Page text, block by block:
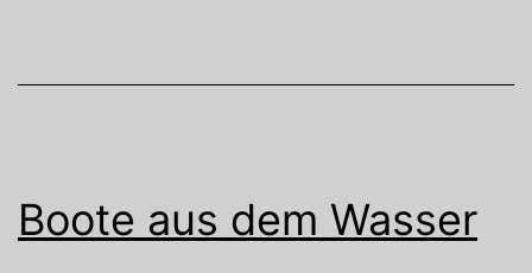
Boote aus dem Wasser